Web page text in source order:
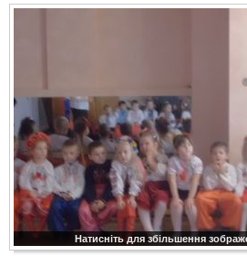
Натисніть для збільшення